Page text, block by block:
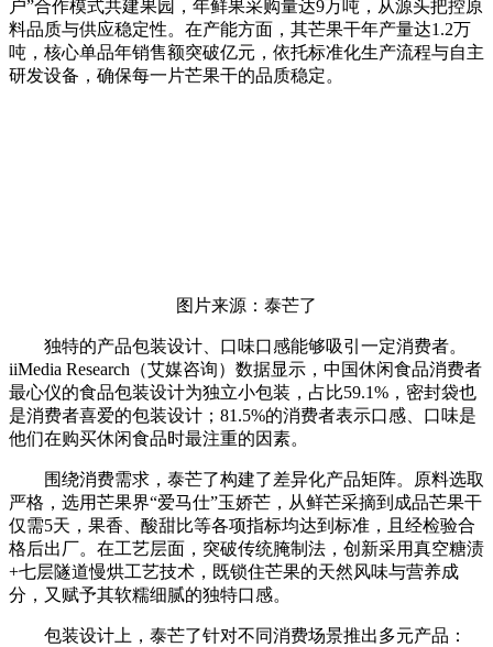
户”合作模式共建果园，年鲜果采购量达9万吨，从源头把控原
料品质与供应稳定性。在产能方面，其芒果干年产量达1.2万
吨，核心单品年销售额突破亿元，依托标准化生产流程与自主
研发设备，确保每一片芒果干的品质稳定。
图片来源：泰芒了
独特的产品包装设计、口味口感能够吸引一定消费者。
iiMedia Research（艾媒咨询）数据显示，中国休闲食品消费者
最心仪的食品包装设计为独立小包装，占比59.1%，密封袋也
是消费者喜爱的包装设计；81.5%的消费者表示口感、口味是
他们在购买休闲食品时最注重的因素。
围绕消费需求，泰芒了构建了差异化产品矩阵。原料选取
严格，选用芒果界“爱马仕”玉娇芒，从鲜芒采摘到成品芒果干
仅需5天，果香、酸甜比等各项指标均达到标准，且经检验合
格后出厂。在工艺层面，突破传统腌制法，创新采用真空糖渍
+七层隧道慢烘工艺技术，既锁住芒果的天然风味与营养成
分，又赋予其软糯细腻的独特口感。
包装设计上，泰芒了针对不同消费场景推出多元产品：